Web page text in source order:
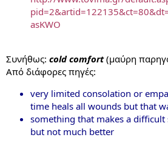
asKWO
Συνήθως: cold comfort(μαύρη
Από διάφορες πηγές:
very limited consolation or
time heals all wounds but that
something that makes a
but not much better